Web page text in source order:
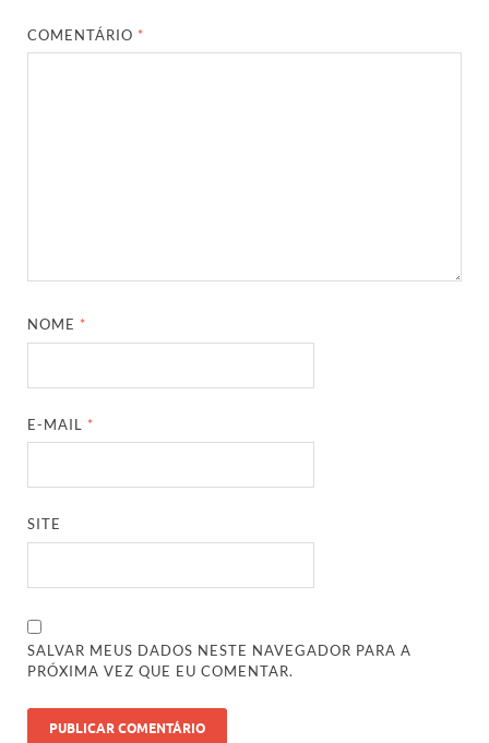
COMENTÁRIO *
NOME *
E-MAIL *
SITE
SALVAR MEUS DADOS NESTE NAVEGADOR PARA A
PRÓXIMA VEZ QUE EU COMENTAR.